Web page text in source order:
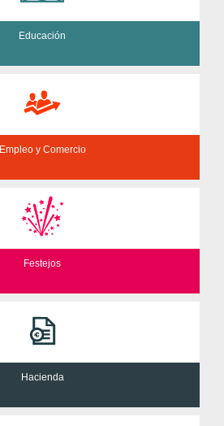
Educación
Empleo y Comercio
Festejos
Hacienda